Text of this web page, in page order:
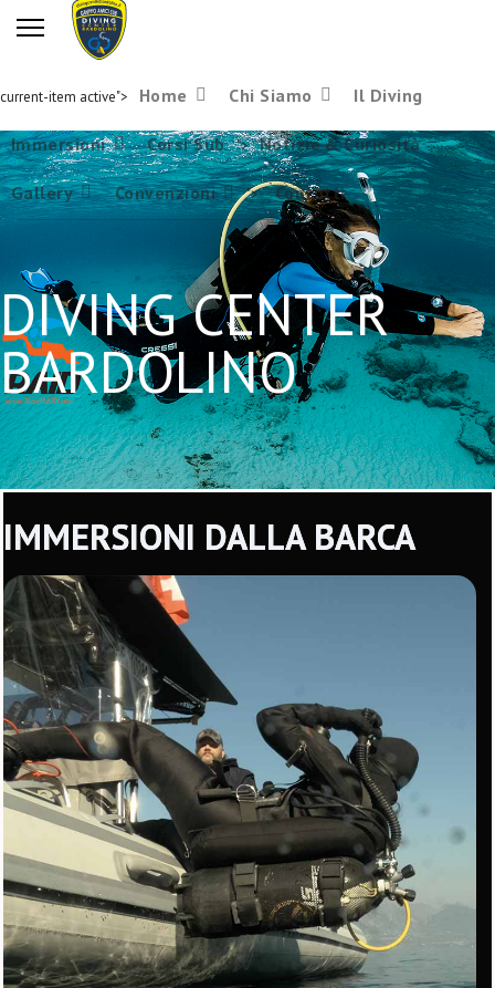
current-item active"> Home Chi Siamo Il Diving
Immersioni Corsi Sub "> Notizie & Curiosità
Gallery Convenzioni "> Contatti
DIVING CENTER
BARDOLINO
IMMERSIONI DALLA BARCA